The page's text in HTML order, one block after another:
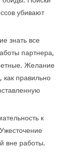
убивают
знать все
партнера,
Желание
как правильно
к
вне работы.